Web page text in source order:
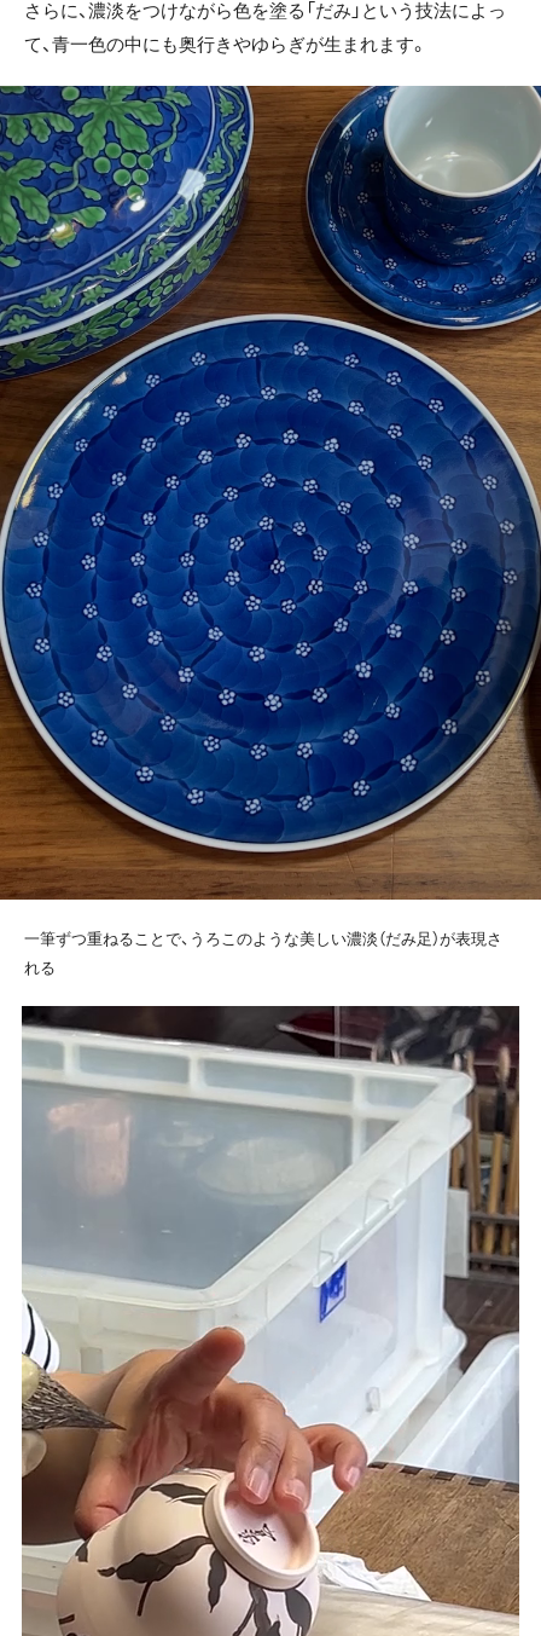
さらに、濃淡をつけながら色を塗る「だみ」という技法によっ
て、青一色の中にも奥行きやゆらぎが生まれます。
一筆ずつ重ねることで、うろこのような美しい濃淡（だみ足）が表現さ
れる